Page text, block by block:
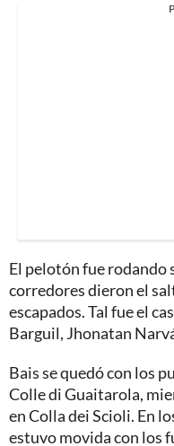
El pelotón fue rodando
corredores dieron el
escapados. Tal fue el
Barguil, Jhonatan
Bais se quedó con los
Colle di Guaitarola,
en Colla dei Scioli. En
estuvo movida con los